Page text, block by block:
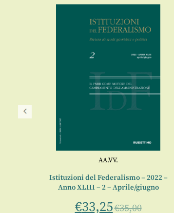
AA.VV.
Istituzioni del Federalismo – 2022 –
Anno XLIII – 2 – Aprile/giugno
€33,25€35,00